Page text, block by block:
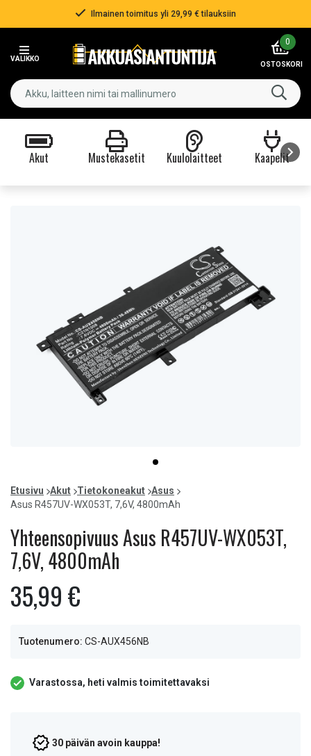
Ilmainen toimitus yli 29,99 € tilauksiin
VALIKKO
0
OSTOSKORI
Akut Mustekasetit Kuulolaitteet Kaapelit
item
0
of
1
Etusivu Akut Tietokoneakut Asus
Asus R457UV-WX053T, 7,6V, 4800mAh
Yhteensopivuus Asus R457UV-WX053T,
7,6V, 4800mAh
35,99 €
Tuotenumero: CS-AUX456NB
Varastossa, heti valmis toimitettavaksi
30 päivän avoin kauppa!